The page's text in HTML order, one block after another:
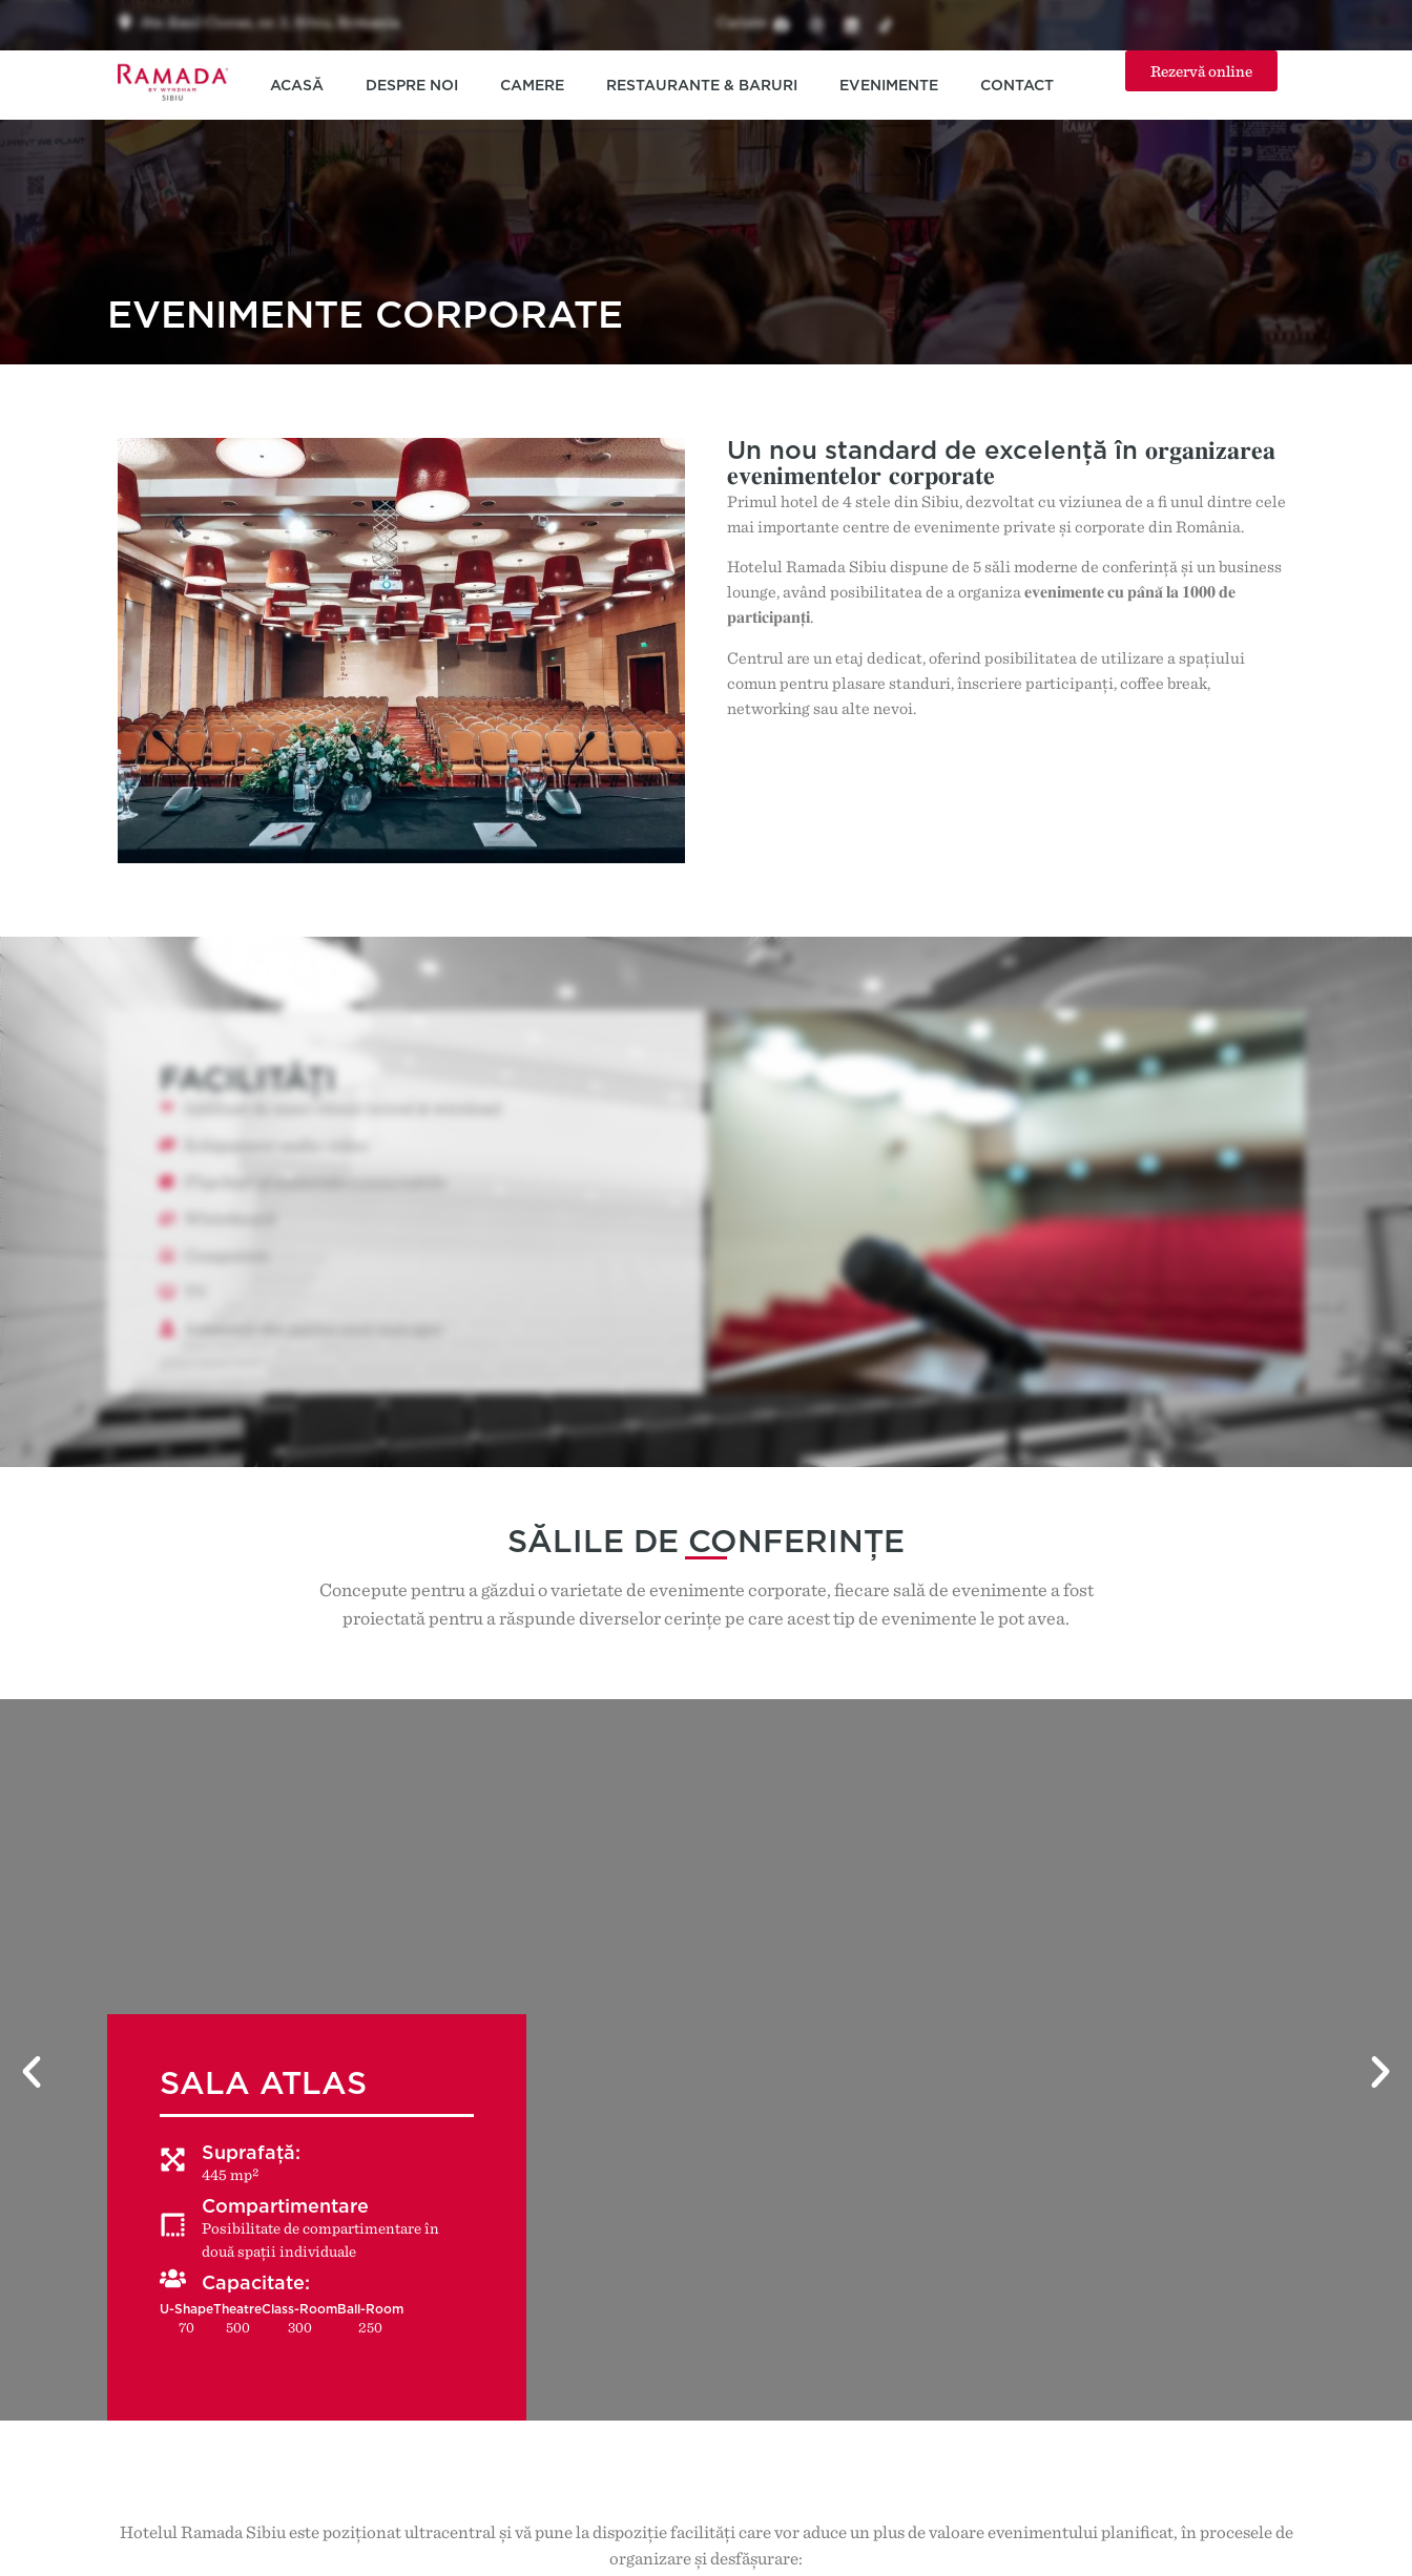
Str. Emil Cioran, nr. 2, Sibiu, Romania Cariere
ACASĂ DESPRE NOI CAMERE RESTAURANTE & BARURI EVENIMENTE CONTACT
Rezervă online
EVENIMENTE CORPORATE
Un nou standard de excelență în 𝐨𝐫𝐠𝐚𝐧𝐢𝐳𝐚𝐫𝐞𝐚
𝐞𝐯𝐞𝐧𝐢𝐦𝐞𝐧𝐭𝐞𝐥𝐨𝐫 𝐜𝐨𝐫𝐩𝐨𝐫𝐚𝐭𝐞
Primul hotel de 4 stele din Sibiu, dezvoltat cu viziunea de a fi unul dintre cele
mai importante centre de evenimente private și corporate din România.
Hotelul Ramada Sibiu dispune de 5 săli moderne de conferință și un business
lounge, având posibilitatea de a organiza 𝐞𝐯𝐞𝐧𝐢𝐦𝐞𝐧𝐭𝐞 𝐜𝐮 𝐩𝐚̂𝐧𝐚̆ 𝐥𝐚 𝟏𝟎𝟎𝟎 𝐝𝐞
𝐩𝐚𝐫𝐭𝐢𝐜𝐢𝐩𝐚𝐧𝐭̦𝐢.
Centrul are un etaj dedicat, oferind posibilitatea de utilizare a spațiului
comun pentru plasare standuri, înscriere participanți, coffee break,
networking sau alte nevoi.
FACILITĂȚI
Internet de mare viteză (wired & wireless)
Echipament audio-video
Flipchart și materiale consumabile
Computere
Asistență din partea unui manager
SĂLILE DE CONFERINȚE
Concepute pentru a găzdui o varietate de evenimente corporate,fiecare sală de evenimente a fost
proiectată pentru a răspunde diverselor cerințe pe care acest tip de evenimente le pot avea.
SALA ATLAS
Suprafață:
445 mp²
Compartimentare
Posibilitate de compartimentare în
două spații individuale
Capacitate:
U-Shape
70
Theatre
500
Class-Room
300
Ball-Room
250
Hotelul Ramada Sibiu este poziționat ultracentral și vă pune la dispoziție facilități care vor aduce un plus de valoare evenimentului planificat, în procesele de
organizare și desfășurare: